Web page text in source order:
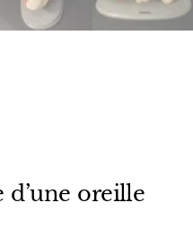
d’une oreille